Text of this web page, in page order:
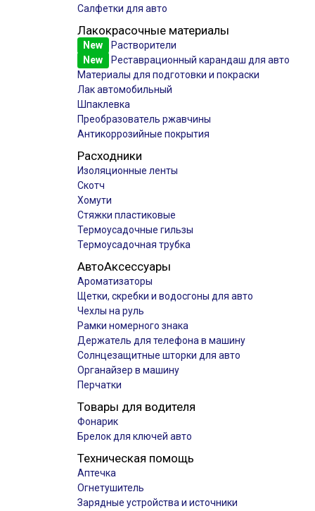
Салфетки для авто
Лакокрасочные материалы
New
Растворители
New
Реставрационный карандаш для авто
Материалы для подготовки и покраски
Лак автомобильный
Шпаклевка
Преобразователь ржавчины
Антикоррозийные покрытия
Расходники
Изоляционные ленты
Скотч
Хомути
Стяжки пластиковые
Термоусадочные гильзы
Термоусадочная трубка
АвтоАксессуары
Ароматизаторы
Щетки, скребки и водосгоны для авто
Чехлы на руль
Рамки номерного знака
Держатель для телефона в машину
Солнцезащитные шторки для авто
Органайзер в машину
Перчатки
Товары для водителя
Фонарик
Брелок для ключей авто
Техническая помощь
Аптечка
Огнетушитель
Зарядные устройства и источники